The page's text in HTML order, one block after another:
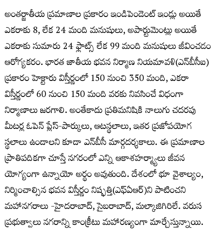
అంతర్జాతీయ ప్రమాణాల ప్రకారం ఇండిపెండెంట్ ఇండ్లు అయితే
ఎకరాకు 8, లేక 24 మంది మనుషులు, అపార్టుమెంట్లు అయితే
ఎకరాకు సుమారు 24 ఫ్లాట్స్ లేక 99 మంది మనుషులు జీవించడం
ఆరోగ్యకరం. భార‌త జాతీయ భ‌వ‌న నిర్మాణ నియ‌మావ‌ళి(ఎన్‌బీసీఐ)
ప్ర‌కారం హెక్టారు విస్తీర్ణంలో 150 నుంచి 350 మంది, ఎక‌రా
విస్తీర్ణంలో 60 నుంచి 150 మంది వ‌ర‌కు నివ‌సించే విధంగా
నిర్మాణాలు జ‌ర‌గాలి. అంతేకాదు ప్ర‌తిమ‌నిషికి నాలుగు చ‌ద‌ర‌పు
మీట‌ర్ల ఓపెన్ ప్లేస్‌-పార్కులు, ఆట‌స్థ‌లాలు, ఇత‌ర ప్ర‌జోప‌యోగ
స్థ‌లాలు ఉండాల‌ని కూడా ఎన్‌బీసీ మార్గ‌ద‌ర్శ‌కాలు. ఈ ప్ర‌మాణాల
ప్రాతిప‌దిక‌గా చూస్తే న‌గ‌రంలో ఎన్ని ఆకాశ‌హ‌ర్మ్యాలు జీవ‌న
యోగ్యంగా ఉన్నాయో అర్థం అవుతుంది. దేశంలో భూ వైశాల్యం,
నిర్మించాల్సిన భ‌వ‌న‌ విస్తీర్ణం నిష్ఫ‌త్తి(ఎఫ్ఏఆర్‌)ని పాటించ‌ని
మ‌హాన‌గ‌రాలు -హైద‌రాబాద్‌, సైబ‌రాబాద్‌, మ‌ల్కాజిగిరిలే. వ‌రుస
ప్ర‌భుత్వాలు న‌గ‌రాన్ని కాంక్రీటు మ‌హార‌ణ్యంగా మార్చేస్తున్నాయి.